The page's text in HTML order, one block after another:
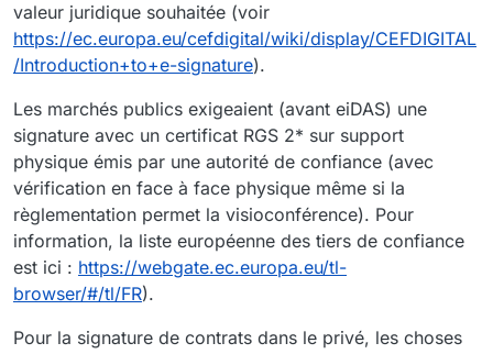
valeur juridique souhaitée (voir
https://ec.europa.eu/cefdigital/wiki/display/CEFDIGITAL
/Introduction+to+e-signature).
Les marchés publics exigeaient (avant eiDAS) une
signature avec un certificat RGS 2* sur support
physique émis par une autorité de confiance (avec
vérification en face à face physique même si la
règlementation permet la visioconférence). Pour
information, la liste européenne des tiers de confiance
est ici : https://webgate.ec.europa.eu/tl-
browser/#/tl/FR).
Pour la signature de contrats dans le privé, les choses